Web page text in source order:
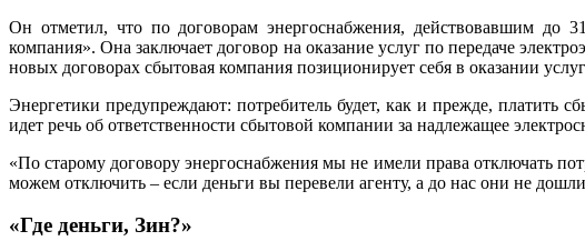
Он отметил, что по договорам энергоснабжения, действовавшим до
компания». Она заключает договор на оказание услуг по передаче
новых договорах сбытовая компания позиционирует себя в оказании
Энергетики предупреждают: потребитель будет, как и прежде, платить
идет речь об ответственности сбытовой компании за надлежащее
«По старому договору энергоснабжения мы не имели права отключать
можем отключить – если деньги вы перевели агенту, а до нас они не
«Где деньги, Зин?»